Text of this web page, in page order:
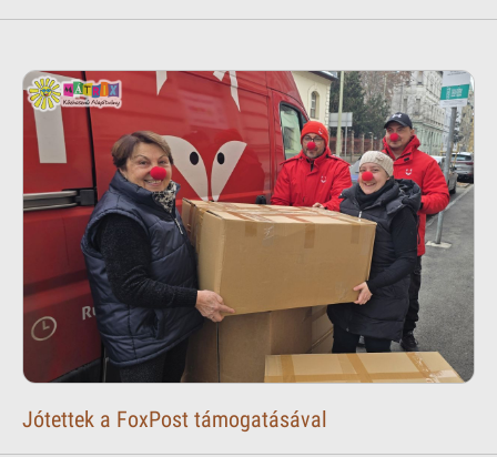
Jótettek a FoxPost támogatásával